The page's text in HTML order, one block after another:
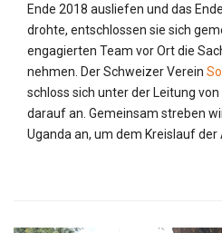
Ende 2018 ausliefen und das
drohte, entschlossen sie sich
engagierten Team vor Ort die
nehmen. Der Schweizer Verein
schloss sich unter der Leitung
darauf an. Gemeinsam streben
Uganda an, um dem Kreislauf